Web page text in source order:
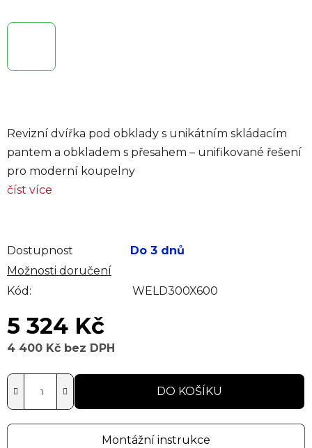
Revizní dvířka pod obklady s unikátním skládacím
pantem a obkladem s přesahem – unifikované řešení
pro moderní koupelny
číst více
Dostupnost
Do 3 dnů
Možnosti doručení
Kód:
WELD300X600
5 324 Kč
4 400 Kč bez DPH
DO KOŠÍKU
Montážní instrukce